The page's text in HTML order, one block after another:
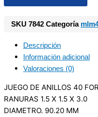
SKU 7842 Categoría
Descripción
Información adicional
Valoraciones (0)
JUEGO DE ANILLOS 40
RANURAS 1.5 X 1.5 X 3.0
DIAMETRO. 90.20 MM